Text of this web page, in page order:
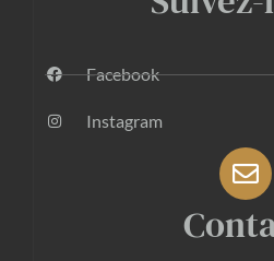
Facebook
Instagram